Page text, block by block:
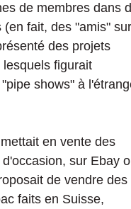
de membres dans
(en fait, des "amis" sur
des projets
figurait
shows" à
en vente des
sur Ebay
de vendre des
faits en Suisse,